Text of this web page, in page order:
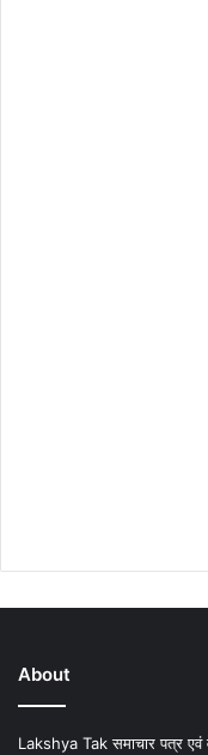
About
Lakshya Tak समाचार पत्र एवं